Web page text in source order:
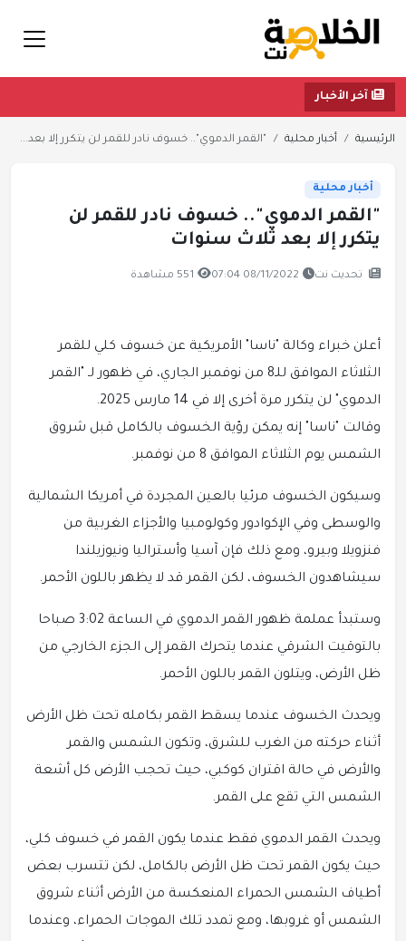
آخر الأخبار
الرئيسية أخبار محلية "القمر الدموي".. خسوف نادر للقمر لن يتكرر إلا بعد...
أخبار محلية
"القمر الدموي".. خسوف نادر للقمر لن
يتكرر إلا بعد ثلاث سنوات
تحديث نت 08/11/2022 07:04 551 مشاهدة
أعلن خبراء وكالة "ناسا" الأمريكية عن خسوف كلي للقمر
الثلاثاء الموافق للـ8 من نوفمبر الجاري، في ظهور لـ "القمر
الدموي" لن يتكرر مرة أخرى إلا في 14 مارس 2025.
وقالت "ناسا" إنه يمكن رؤية الخسوف بالكامل قبل شروق
الشمس يوم الثلاثاء الموافق 8 من نوفمبر.
وسيكون الخسوف مرئيا بالعين المجردة في أمريكا الشمالية
والوسطى وفي الإكوادور وكولومبيا والأجزاء الغربية من
فنزويلا وبيرو، ومع ذلك فإن آسيا وأستراليا ونيوزيلندا
سيشاهدون الخسوف، لكن القمر قد لا يظهر باللون الأحمر.
وستبدأ عملمة ظهور القمر الدموي في الساعة 3:02 صباحا
بالتوقيت الشرقي عندما يتحرك القمر إلى الجزء الخارجي من
ظل الأرض، ويتلون القمر باللون الأحمر.
ويحدث الخسوف عندما يسقط القمر بكامله تحت ظل الأرض
أثناء حركته من الغرب للشرق، وتكون الشمس والقمر
والأرض في حالة اقتران كوكبي، حيث تحجب الأرض كل أشعة
الشمس التي تقع على القمر.
ويحدث القمر الدموي فقط عندما يكون القمر في خسوف كلي،
حيث يكون القمر تحت ظل الأرض بالكامل، لكن تتسرب بعض
أطياف الشمس الحمراء المنعكسة من الأرض أثناء شروق
الشمس أو غروبها، ومع تمدد تلك الموجات الحمراء، وعندما